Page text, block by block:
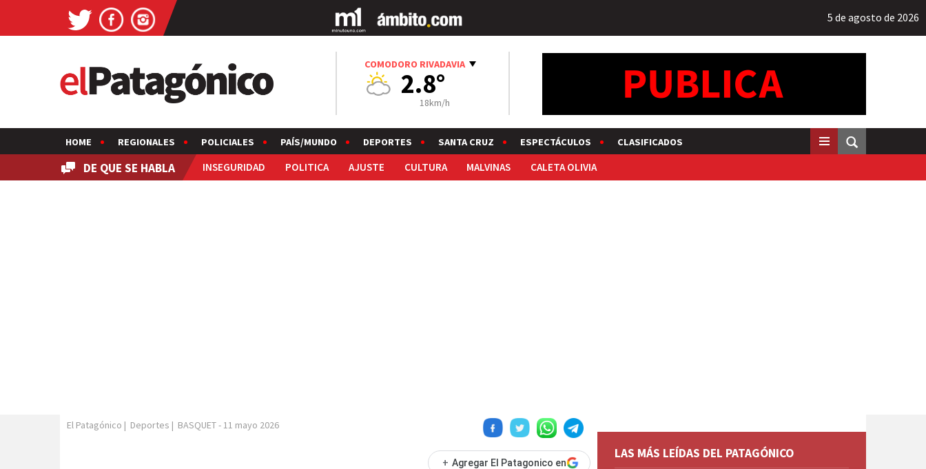
5 de agosto de 2026
COMODORO RIVADAVIA
2.8°
18km/h
HOME REGIONALES POLICIALES PAÍS/MUNDO DEPORTES SANTA CRUZ ESPECTÁCULOS CLASIFICADOS
DE QUE SE HABLA INSEGURIDAD POLITICA AJUSTE CULTURA MALVINAS CALETA OLIVIA
El Patagónico | Deportes | BASQUET- 11 mayo 2026
+ Agregar El Patagonico en
LAS MÁS LEÍDAS DEL PATAGÓNICO